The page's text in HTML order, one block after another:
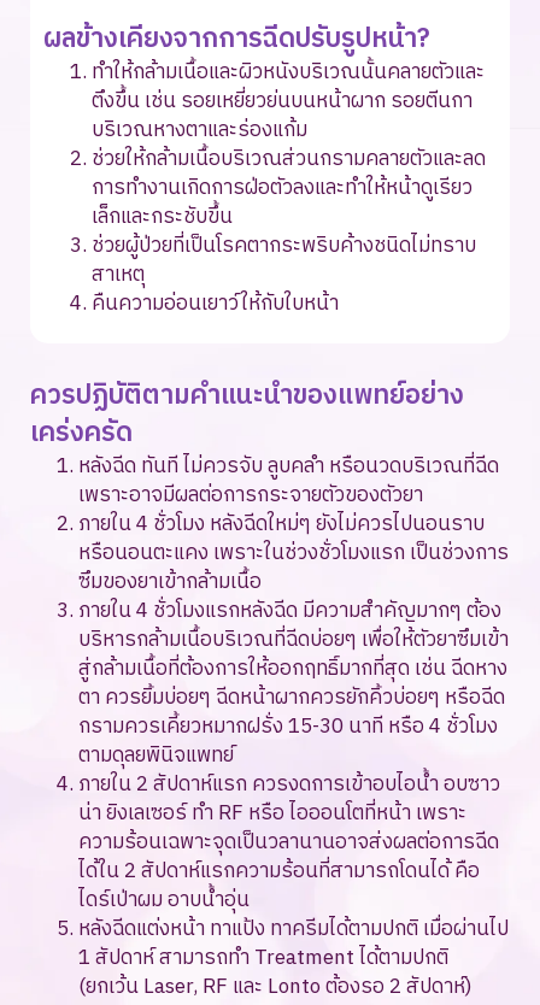
ผลข้างเคียงจากการฉีดปรับรูปหน้า?
ทำให้กล้ามเนื้อและผิวหนังบริเวณนั้นคลายตัวและ
ตึงขึ้น เช่น รอยเหยี่ยวย่นบนหน้าผาก รอยตีนกา
บริเวณหางตาและร่องแก้ม
ช่วยให้กล้ามเนื้อบริเวณส่วนกรามคลายตัวและลด
การทำงานเกิดการฝ่อตัวลงและทำให้หน้าดูเรียว
เล็กและกระชับขึ้น
ช่วยผู้ป่วยที่เป็นโรคตากระพริบค้างชนิดไม่ทราบ
สาเหตุ
คืนความอ่อนเยาว์ให้กับใบหน้า
ควรปฏิบัติตามคำแนะนำของแพทย์อย่าง
เคร่งครัด
หลังฉีด ทันที ไม่ควรจับ ลูบคลำ หรือนวดบริเวณที่ฉีด
เพราะอาจมีผลต่อการกระจายตัวของตัวยา
ภายใน 4 ชั่วโมง หลังฉีดใหม่ๆ ยังไม่ควรไปนอนราบ
หรือนอนตะแคง เพราะในช่วงชั่วโมงแรก เป็นช่วงการ
ซึมของยาเข้ากล้ามเนื้อ
ภายใน 4 ชั่วโมงแรกหลังฉีด มีความสำคัญมากๆ ต้อง
บริหารกล้ามเนื้อบริเวณที่ฉีดบ่อยๆ เพื่อให้ตัวยาซึมเข้า
สู่กล้ามเนื้อที่ต้องการให้ออกฤทธิ์มากที่สุด เช่น ฉีดหาง
ตา ควรยิ้มบ่อยๆ ฉีดหน้าผากควรยักคิ้วบ่อยๆ หรือฉีด
กรามควรเคี้ยวหมากฝรั่ง 15-30 นาที หรือ 4 ชั่วโมง
ตามดุลยพินิจแพทย์
ภายใน 2 สัปดาห์แรก ควรงดการเข้าอบไอน้ำ อบซาว
น่า ยิงเลเซอร์ ทำ RF หรือ ไอออนโตที่หน้า เพราะ
ความร้อนเฉพาะจุดเป็นวลานานอาจส่งผลต่อการฉีด
ได้ใน 2 สัปดาห์แรกความร้อนที่สามารถโดนได้ คือ
ไดร์เป่าผม อาบน้ำอุ่น
หลังฉีดแต่งหน้า ทาแป้ง ทาครีมได้ตามปกติ เมื่อผ่านไป
1 สัปดาห์ สามารถทำ Treatment ได้ตามปกติ
(ยกเว้น Laser, RF และ Lonto ต้องรอ 2 สัปดาห์)